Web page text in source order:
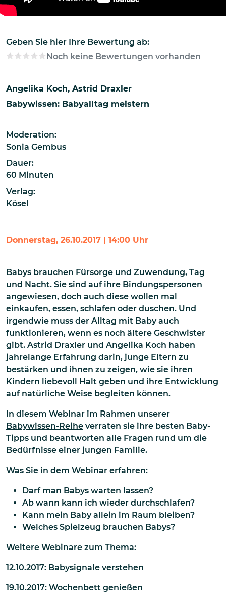
Geben Sie hier Ihre Bewertung ab:
Noch keine Bewertungen vorhanden
Angelika Koch Astrid Draxler
Babywissen: Babyalltag meistern
Moderation:
Sonia Gembus
Dauer:
60 Minuten
Verlag:
Kösel
Donnerstag, 26.10.2017 | 14:00 Uhr
Babys brauchen Fürsorge und Zuwendung, Tag
und Nacht. Sie sind auf ihre Bindungspersonen
angewiesen, doch auch diese wollen mal
einkaufen, essen, schlafen oder duschen. Und
irgendwie muss der Alltag mit Baby auch
funktionieren, wenn es noch ältere Geschwister
gibt. Astrid Draxler und Angelika Koch haben
jahrelange Erfahrung darin, junge Eltern zu
bestärken und ihnen zu zeigen, wie sie ihren
Kindern liebevoll Halt geben und ihre Entwicklung
auf natürliche Weise begleiten können.
In diesem Webinar im Rahmen unserer
Babywissen-Reihe verraten sie ihre besten Baby-
Tipps und beantworten alle Fragen rund um die
Bedürfnisse einer jungen Familie.
Was Sie in dem Webinar erfahren:
Darf man Babys warten lassen?
Ab wann kann ich wieder durchschlafen?
Kann mein Baby allein im Raum bleiben?
Welches Spielzeug brauchen Babys?
Weitere Webinare zum Thema:
12.10.2017: Babysignale verstehen
19.10.2017: Wochenbett genießen